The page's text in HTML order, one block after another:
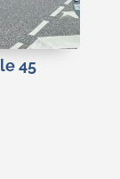
45